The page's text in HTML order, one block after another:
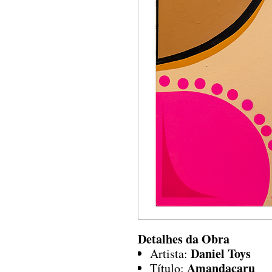
Detalhes da Obra
Artista: Daniel Toys
Título: Amandacaru